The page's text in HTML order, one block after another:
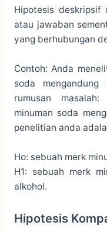
Hipotesis deskripsif
atau jawaban
yang berhubungan
Contoh: Anda
soda
rumusan
minuman soda
penelitian anda
Ho: sebuah merk
H1: sebuah merk
alkohol.
Hipotesis